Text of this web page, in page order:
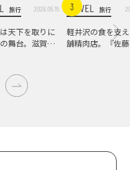
旅行 2026.05.15
は天下を取りに
舞台。滋賀県
3
TRAVEL 旅行
軽井沢の食を支
舗精肉店。『佐